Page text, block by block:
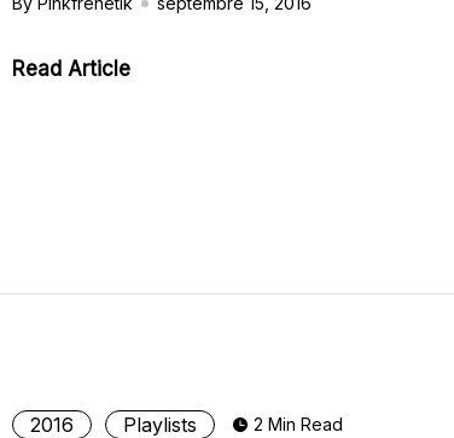
Read Article
2016 Playlists 2 Min Read